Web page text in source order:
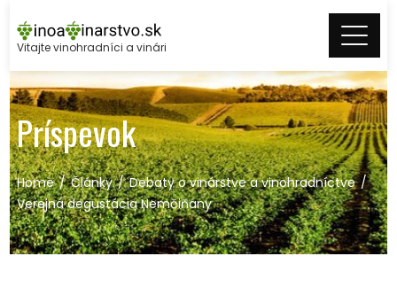
to
content
Vitajte vinohradníci a vinári
Príspevok
Home Články
Debaty o vinárstve a vinohradníctve
Verejná degustácia Nemčiňany